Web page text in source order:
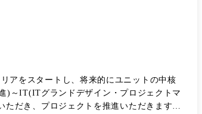
だき、プロジェクトを推進いただきます。